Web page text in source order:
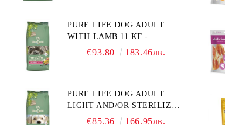
С ТЕГЛО ПОД 10 КГ, С
ПАТИЦА. БЕЗ ЗЪРНО, БЕЗ
ГЛУТЕН. ПРОИЗВЕДЕНА
PURE LIFE DOG ADULT
WITH LAMB 11 КГ -
ПЪЛНОЦЕННА ХРАНА ЗА
ПОДХОДЯЩА ЗА КУЧЕТА
ОТ ВСИЧКИ ПОРОДИ НА
ВЪЗРАСТ НАД 1 ГОДИНА.
€93.80 183.46лв.
PURE LIFE DOG ADULT
LIGHT AND/OR STERILIZED
WITH CHICKEN 12 КГ -
€85.36 166.95лв.